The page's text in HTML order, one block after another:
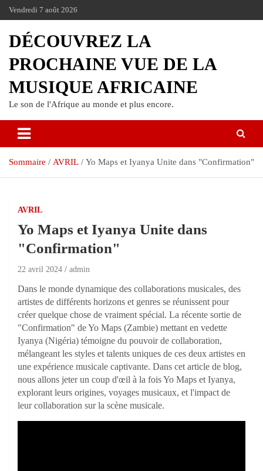
Vendredi 7 août 2026
DÉCOUVREZ LA
PROCHAINE VUE DE LA
MUSIQUE AFRICAINE
Le son de l'Afrique au monde et plus encore.
Sommaire AVRIL Yo Maps et Iyanya Unite dans "Confirmation"
AVRIL
Yo Maps et Iyanya Unite dans
"Confirmation"
22 avril 2024 admin
Dans le monde dynamique des collaborations musicales, des
artistes de différents horizons et genres se réunissent pour
créer quelque chose de vraiment spécial. La récente sortie de
"Confirmation" de Yo Maps (Zambie) mettant en vedette
Iyanya (Nigéria) témoigne du pouvoir de collaboration,
mélangeant les styles et talents uniques de ces deux artistes en
une expérience musicale captivante. Dans cet article de blog,
nous allons jeter un coup d'œil à la fois Yo Maps et Iyanya,
explorant leurs origines, voyages musicaux, et l'impact de
leur collaboration sur la scène musicale.